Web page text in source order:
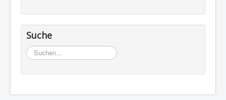
Suche
Suchen...